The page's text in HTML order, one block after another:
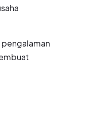
pengalaman